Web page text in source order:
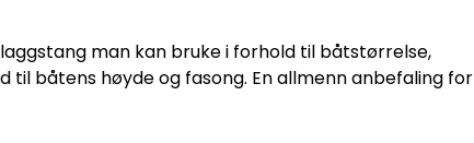
man kan bruke i forhold til båtstørrelse,
båtens høyde og fasong. En allmenn anbefaling for